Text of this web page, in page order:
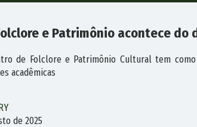
e Patrimônio acontece do
de Folclore e Patrimônio Cultural tem
acadêmicas
de 2025